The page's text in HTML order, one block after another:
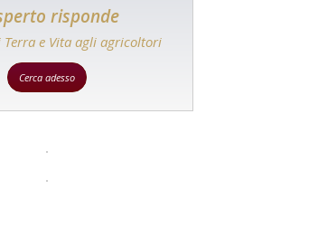
risponde
e Vita agli agricoltori
Cerca adesso